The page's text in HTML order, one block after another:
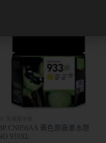
HP CN056AA 黃色原廠墨水匣